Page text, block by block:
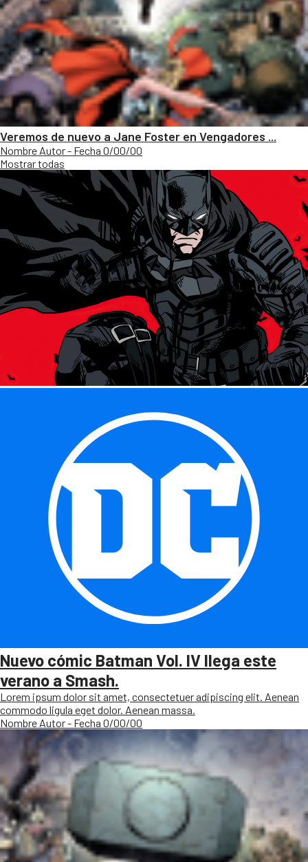
Veremos de nuevo a Jane Foster en Vengadores ...
Nombre Autor - Fecha 0/00/00
Mostrar todas
Nuevo cómic Batman Vol. IV llega este
verano a Smash.
Lorem ipsum dolor sit amet, consectetuer adipiscing elit. Aenean
commodo ligula eget dolor. Aenean massa.
Nombre Autor - Fecha 0/00/00